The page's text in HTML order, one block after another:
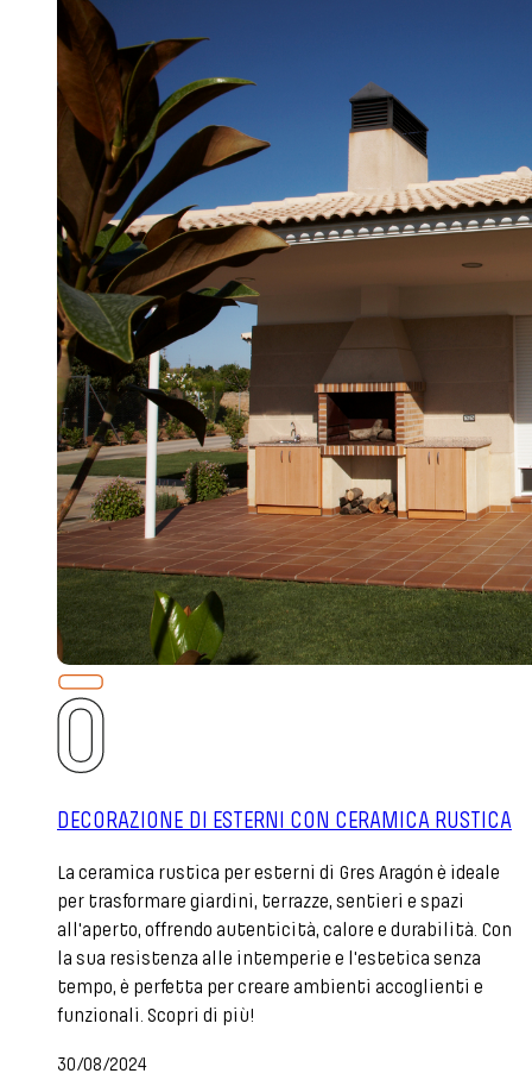
DECORAZIONE DI ESTERNI CON CERAMICA RUSTICA
La ceramica rustica per esterni di Gres Aragón è ideale
per trasformare giardini, terrazze, sentieri e spazi
all'aperto, offrendo autenticità, calore e durabilità. Con
la sua resistenza alle intemperie e l'estetica senza
tempo, è perfetta per creare ambienti accoglienti e
funzionali. Scopri di più!
30/08/2024